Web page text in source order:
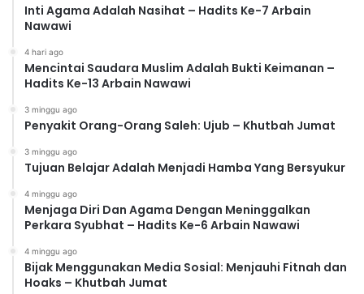
Inti Agama Adalah Nasihat – Hadits Ke-7 Arbain
Nawawi
4 hari ago
Mencintai Saudara Muslim Adalah Bukti Keimanan –
Hadits Ke-13 Arbain Nawawi
3 minggu ago
Penyakit Orang-Orang Saleh: Ujub – Khutbah Jumat
3 minggu ago
Tujuan Belajar Adalah Menjadi Hamba Yang Bersyukur
4 minggu ago
Menjaga Diri Dan Agama Dengan Meninggalkan
Perkara Syubhat – Hadits Ke-6 Arbain Nawawi
4 minggu ago
Bijak Menggunakan Media Sosial: Menjauhi Fitnah dan
Hoaks – Khutbah Jumat